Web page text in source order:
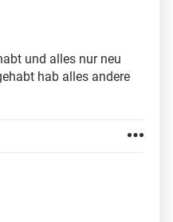
und alles nur neu
hab alles andere